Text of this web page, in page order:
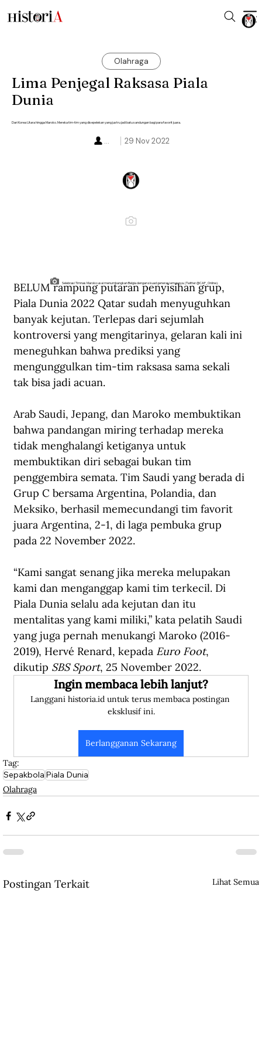
Olahraga
Lima Penjegal Raksasa Piala
Dunia
Dari Korea Utara hingga Maroko. Mereka tim-tim yang disepelekan yang justru jadi batu sandungan bagi para favorit juara.
29 Nov 2022
...
Selebrasi Timnas Maroko usai menumbangkan Belgia dengan skuad generasi emasnya. (Twitter @CAF_Online).
BELUM rampung putaran penyisihan grup,
Piala Dunia 2022 Qatar sudah menyuguhkan
banyak kejutan. Terlepas dari sejumlah
kontroversi yang mengitarinya, gelaran kali ini
meneguhkan bahwa prediksi yang
mengunggulkan tim-tim raksasa sama sekali
tak bisa jadi acuan.
Arab Saudi, Jepang, dan Maroko membuktikan
bahwa pandangan miring terhadap mereka
tidak menghalangi ketiganya untuk
membuktikan diri sebagai bukan tim
penggembira semata. Tim Saudi yang berada di
Grup C bersama Argentina, Polandia, dan
Meksiko, berhasil memecundangi tim favorit
juara Argentina, 2-1, di laga pembuka grup
pada 22 November 2022.
“Kami sangat senang jika mereka melupakan
kami dan menganggap kami tim terkecil. Di
Piala Dunia selalu ada kejutan dan itu
mentalitas yang kami miliki,” kata pelatih Saudi
yang juga pernah menukangi Maroko (2016-
2019), Hervé Renard, kepada Euro Foot,
dikutip SBS Sport, 25 November 2022.
Ingin membaca lebih lanjut?
Langgani historia.id untuk terus membaca postingan
eksklusif ini.
Berlangganan Sekarang
Tag:
SepakbolaPiala Dunia
Olahraga
Postingan Terkait Lihat Semua